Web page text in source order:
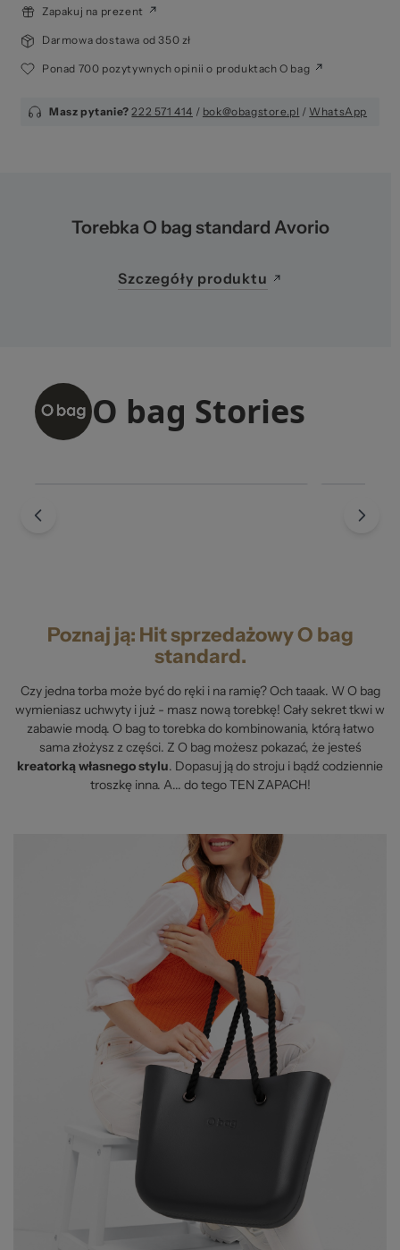
Zapakuj na prezent
Darmowa dostawa od 350 zł
Ponad 700 pozytywnych opinii o produktach O bag
Masz pytanie? 222 571 414 / bok@obagstore.pl / WhatsApp
Poznaj ją: Hit sprzedażowy O bag
standard.
Czy jedna torba może być do ręki i na ramię? Och taaak. W O bag
wymieniasz uchwyty i już - masz nową torebkę! Cały sekret tkwi w
zabawie modą. O bag to torebka do kombinowania, którą łatwo
sama złożysz z części. Z O bag możesz pokazać, że jesteś
kreatorką własnego stylu. Dopasuj ją do stroju i bądź codziennie
troszkę inna. A... do tego TEN ZAPACH!
Torebka O bag standard Avorio
Szczegóły produktu